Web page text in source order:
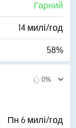
2 (Темно)
3%
10 милі
Гарний
14 милі/год
58%
3%
0%
Пн 6 милі/год